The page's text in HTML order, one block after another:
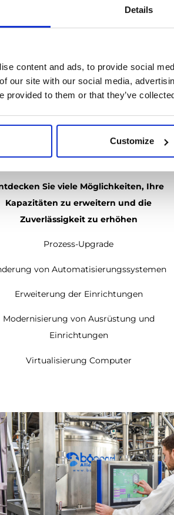
Details
content and ads, to provide social
our site with our social media,
provided to them or that they’ve
Customize
und Konstruktionsdienstleistungen
Einhaltung der in Ihrer Branche
& MODERNISIERUNG
Sie viele Möglichkeiten, Ihre
Kapazitäten zu erweitern und die
Zuverlässigkeit zu erhöhen
Prozess-Upgrade
von Automatisierungssystemen
Erweiterung der Einrichtungen
Modernisierung von Ausrüstung und
Einrichtungen
Virtualisierung Computer